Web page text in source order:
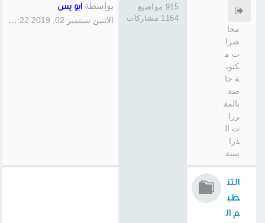
س
محا
ضرا
ت م
كتوب
ة خا
صة
بالمق
ررا
ت ال
درا
سية
915 مواضيع
1164 مشاركات
بواسطة ابو يس
الاثنين سبتمبر 02, 2019 1:22 pm
التن
ظي
م ال